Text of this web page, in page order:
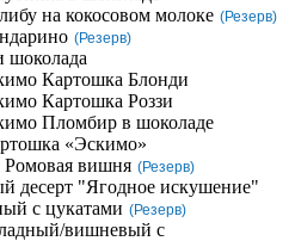
на кокосовом молоке (Резерв)
(Резерв)
шоколада
Картошка Блонди
Картошка Роззи
Пломбир в шоколаде
«Эскимо»
вишня (Резерв)
десерт "Ягодное искушение"
с цукатами (Резерв)
вишневый с